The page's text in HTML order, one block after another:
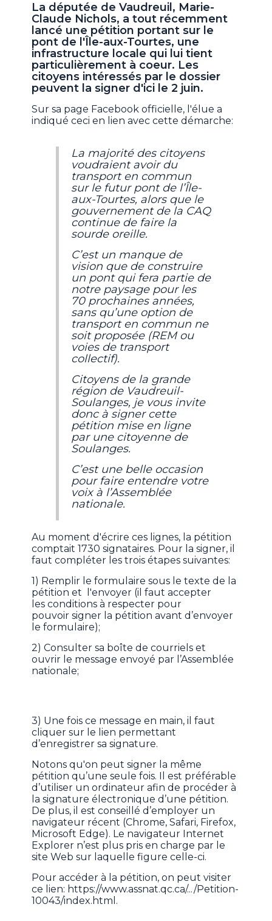
La députée de Vaudreuil, Marie-
Claude Nichols, a tout récemment
lancé une pétition portant sur le
pont de l'Île-aux-Tourtes, une
infrastructure locale qui lui tient
particulièrement à coeur. Les
citoyens intéressés par le dossier
peuvent la signer d'ici le 2 juin.
Sur sa page Facebook officielle, l'élue a
indiqué ceci en lien avec cette démarche:
La majorité des citoyens
voudraient avoir du
transport en commun
sur le futur pont de l’Île-
aux-Tourtes, alors que le
gouvernement de la CAQ
continue de faire la
sourde oreille.
C’est un manque de
vision que de construire
un pont qui fera partie de
notre paysage pour les
70 prochaines années,
sans qu’une option de
transport en commun ne
soit proposée (REM ou
voies de transport
collectif).
Citoyens de la grande
région de Vaudreuil-
Soulanges, je vous invite
donc à signer cette
pétition mise en ligne
par une citoyenne de
Soulanges.
C’est une belle occasion
pour faire entendre votre
voix à l’Assemblée
nationale.
Au moment d'écrire ces lignes, la pétition
comptait 1730 signataires. Pour la signer, il
faut compléter les trois étapes suivantes:
1) Remplir le formulaire sous le texte de la
pétition et l'envoyer (il faut accepter
les conditions à respecter pour
pouvoir signer la pétition avant d’envoyer
le formulaire);
2) Consulter sa boîte de courriels et
ouvrir le message envoyé par l’Assemblée
nationale;
3) Une fois ce message en main, il faut
cliquer sur le lien permettant
d’enregistrer sa signature.
Notons qu'on peut signer la même
pétition qu’une seule fois. Il est préférable
d’utiliser un ordinateur afin de procéder à
la signature électronique d’une pétition.
De plus, il est conseillé d’employer un
navigateur récent (Chrome, Safari, Firefox,
Microsoft Edge). Le navigateur Internet
Explorer n’est plus pris en charge par le
site Web sur laquelle figure celle-ci.
Pour accéder à la pétition, on peut visiter
ce lien: https://www.assnat.qc.ca/.../Petition-
10043/index.html.